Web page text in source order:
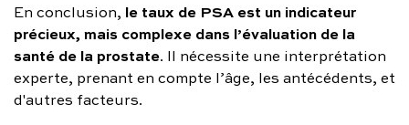
En conclusion, le taux de PSA est un indicateur
précieux, mais complexe dans l’évaluation de la
santé de la prostate. Il nécessite une interprétation
experte, prenant en compte l’âge, les antécédents, et
d'autres facteurs.